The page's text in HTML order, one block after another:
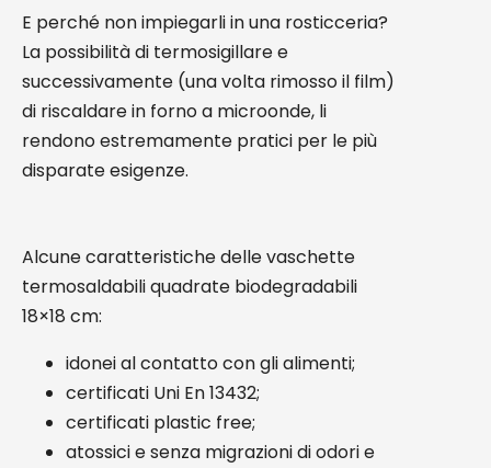
E perché non impiegarli in una rosticceria?
La possibilità di termosigillare e
successivamente (una volta rimosso il film)
di riscaldare in forno a microonde, li
rendono estremamente pratici per le più
disparate esigenze.
Alcune caratteristiche delle vaschette
termosaldabili quadrate biodegradabili
18×18 cm:
idonei al contatto con gli alimenti;
certificati Uni En 13432;
certificati plastic free;
atossici e senza migrazioni di odori e